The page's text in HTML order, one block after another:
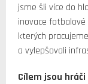
jsme šli více do
inovace fotbalové
kterých
a vylepšovali
Cílem jsou